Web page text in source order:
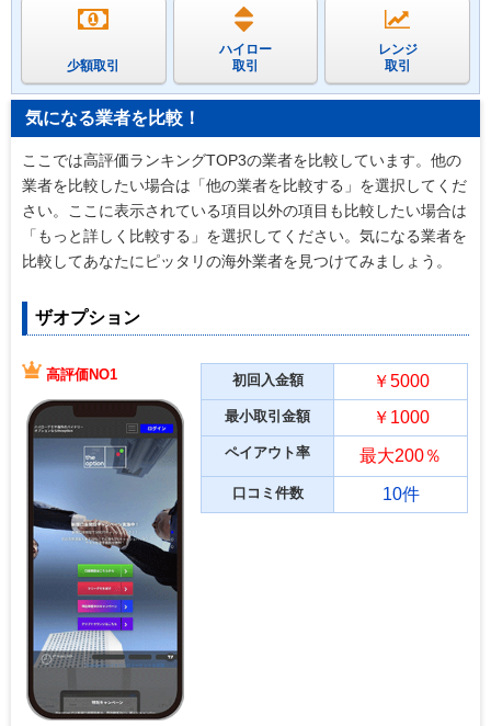
少額取引
ハイロー
取引
レンジ
取引
気になる業者を比較！
ここでは高評価ランキングTOP3の業者を比較しています。他の
業者を比較したい場合は「他の業者を比較する」を選択してくだ
さい。ここに表示されている項目以外の項目も比較したい場合は
「もっと詳しく比較する」を選択してください。気になる業者を
比較してあなたにピッタリの海外業者を見つけてみましょう。
ザオプション
高評価NO1 初回入金額 ￥5000
最小取引金額 ￥1000
ペイアウト率 最大200％
口コミ件数 10件